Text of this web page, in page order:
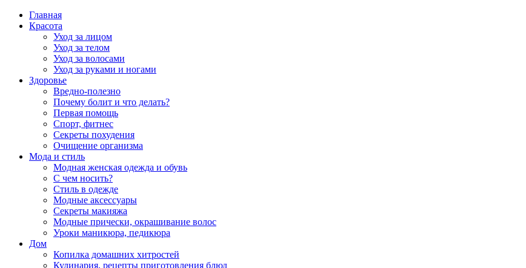
Главная
Красота
Уход за лицом
Уход за телом
Уход за волосами
Уход за руками и ногами
Здоровье
Вредно-полезно
Почему болит и что делать?
Первая помощь
Спорт, фитнес
Секреты похудения
Очищение организма
Мода и стиль
Модная женская одежда и обувь
С чем носить?
Стиль в одежде
Модные аксессуары
Секреты макияжа
Модные прически, окрашивание волос
Уроки маникюра, педикюра
Дом
Копилка домашних хитростей
Кулинария, рецепты приготовления блюд